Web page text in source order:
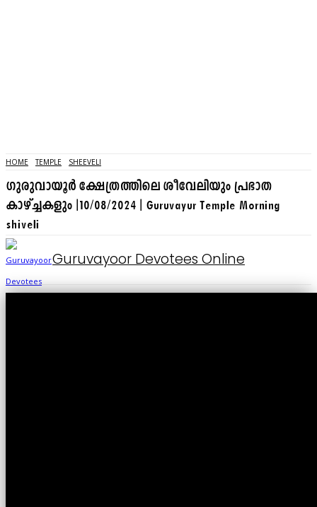
HOME TEMPLE SHEEVELI
ഗുരുവായൂർ ക്ഷേത്രത്തിലെ ശീവേലിയും പ്രഭാത
കാഴ്ച്ചകളും |10/08/2024 | Guruvayur Temple Morning
shiveli
Guruvayoor Devotees Online